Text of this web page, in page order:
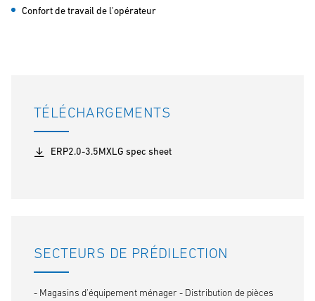
Confort de travail de l'opérateur
TÉLÉCHARGEMENTS
ERP2.0-3.5MXLG spec sheet
SECTEURS DE PRÉDILECTION
- Magasins d'équipement ménager - Distribution de pièces